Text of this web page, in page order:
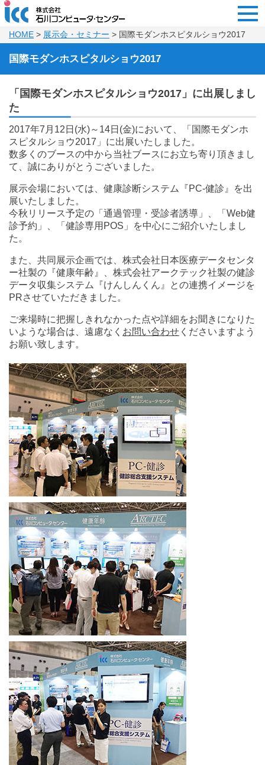
HOME > 展示会・セミナー > 国際モダンホスピタルショウ2017
国際モダンホスピタルショウ2017
「国際モダンホスピタルショウ2017」に出展しまし
た
2017年7月12日(水)～14日(金)において、「国際モダンホ
スピタルショウ2017」に出展いたしました。
数多くのブースの中から当社ブースにお立ち寄り頂きまし
て、誠にありがとうございました。
展示会場においては、健康診断システム『PC-健診』を出
展いたしました。
今秋リリース予定の「通過管理・受診者誘導」、「Web健
診予約」、「健診専用POS」を中心にご紹介いたしまし
た。
また、共同展示企画では、株式会社日本医療データセンタ
ー社製の『健康年齢』、株式会社アークテック社製の健診
データ収集システム『けんしんくん』との連携イメージを
PRさせていただきました。
ご来場時に把握しきれなかった点や詳細をお聞きになりた
いような場合は、遠慮なく お問い合わせ くださいますよう
お願い致します。